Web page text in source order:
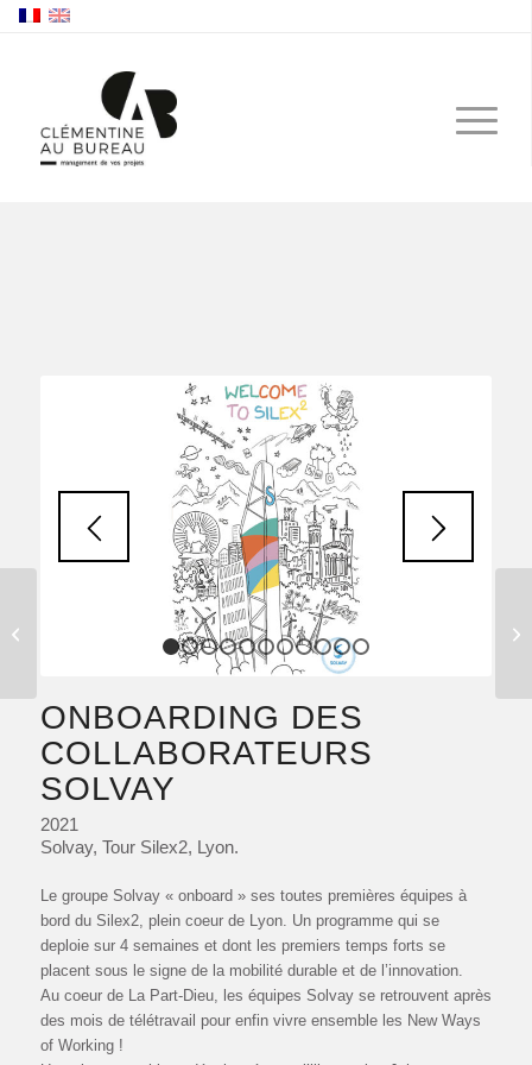
1 2 3 4 5
ONBOARDING DES
COLLABORATEURS
SOLVAY
2021
Solvay, Tour Silex2, Lyon.
Le groupe Solvay « onboard » ses toutes premières équipes à
bord du Silex2, plein coeur de Lyon. Un programme qui se
deploie sur 4 semaines et dont les premiers temps forts se
placent sous le signe de la mobilité durable et de l’innovation.
Au coeur de La Part-Dieu, les équipes Solvay se retrouvent après
des mois de télétravail pour enfin vivre ensemble les New Ways
of Working !
EXPOSITION SOLVAY